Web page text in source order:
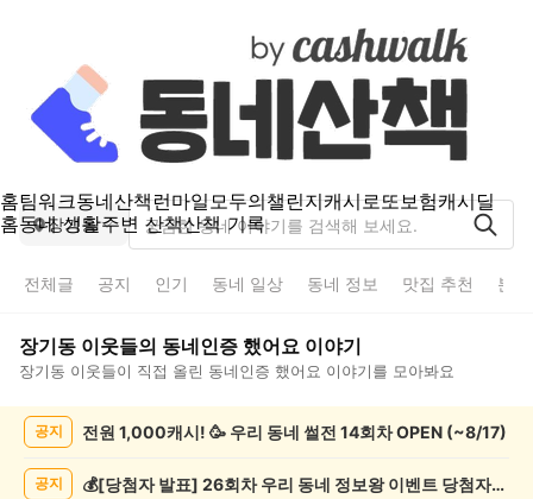
홈팀워크동네산책런마일모두의챌린지캐시로또보험캐시딜
홈동네 생활주변 산책산책 기록
장기동
전체글 공지 인기 동네 일상 동네 정보 맛집 추천 분
장기동 이웃들의 동네인증 했어요 이야기
장기동 이웃들이 직접 올린 동네인증 했어요 이야기를 모아봐요
공지 전원 1,000캐시! 🥳 우리 동네 썰전 14회차 OPEN (~8/17)
공지 💰[당첨자 발표] 26회차 우리 동네 정보왕 이벤트 당첨자를 발표합니다!